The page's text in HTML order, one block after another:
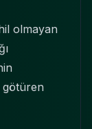
olmayan
götüren